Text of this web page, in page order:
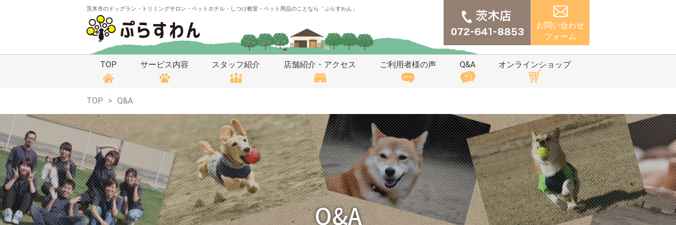
茨木市のドッグラン・トリミングサロン・ペットホテル・しつけ教室・ペット用品のことなら「ぷらすわん」
お問い合わせ
フォーム
TOP サービス内容 スタッフ紹介 店舗紹介・アクセス ご利用者様の声 Q&A オンラインショップ
TOP Q&A
Q&A